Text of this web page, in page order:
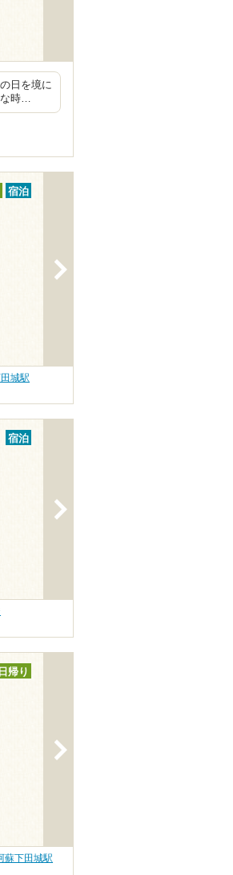
日を境に
な時…
宿泊
城駅
宿泊
日帰り
蘇下田城駅